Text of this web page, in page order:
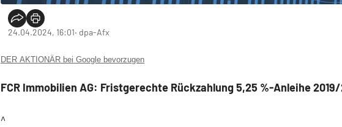
24.04.2024, 16:01‧ dpa-Afx
DER AKTIONÄR bei Google bevorzugen
FCR Immobilien AG: Fristgerechte Rückzahlung 5,25 %-Anleihe
^